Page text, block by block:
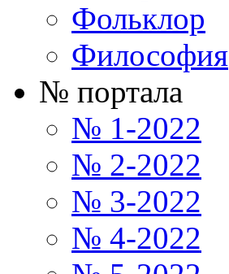
Фольклор
Философия
№ портала
№ 1-2022
№ 2-2022
№ 3-2022
№ 4-2022